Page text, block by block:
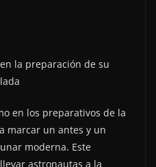
en los preparativos de la
marcar un antes y un
moderna. Este
astronautas a la